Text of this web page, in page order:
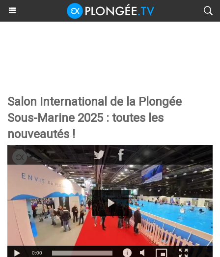
Salon International de la Plongée
Sous-Marine 2025 : toutes les
nouveautés !